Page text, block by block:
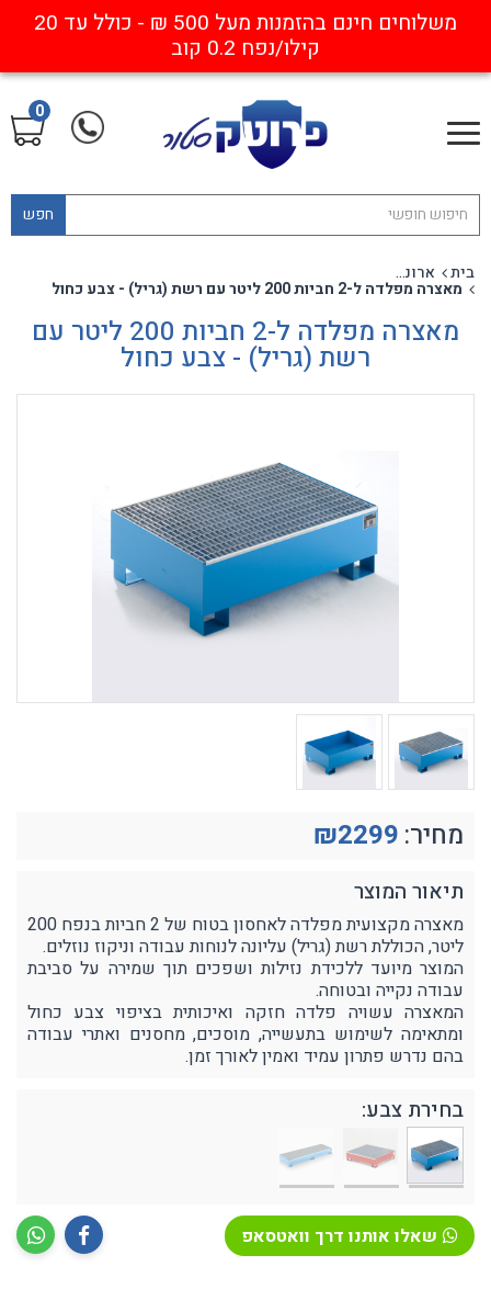
משלוחים חינם בהזמנות מעל 500 ₪ - כולל עד 20
קילו/נפח 0.2 קוב
חפש
0
בית ארונות ומאצרות
מאצרה מפלדה ל-2 חביות 200 ליטר עם רשת (גריל) - צבע כחול
מאצרה מפלדה ל-2 חביות 200 ליטר עם
רשת (גריל) - צבע כחול
מחיר: 2299
₪
תיאור המוצר
מאצרה מקצועית מפלדה לאחסון בטוח של 2 חביות בנפח 200
ליטר, הכוללת רשת (גריל) עליונה לנוחות עבודה וניקוז נוזלים.
המוצר מיועד ללכידת נזילות ושפכים תוך שמירה על סביבת
עבודה נקייה ובטוחה.
המאצרה עשויה פלדה חזקה ואיכותית בציפוי צבע כחול
ומתאימה לשימוש בתעשייה, מוסכים, מחסנים ואתרי עבודה
בהם נדרש פתרון עמיד ואמין לאורך זמן.
בחירת צבע:
שאלו אותנו דרך וואטסאפ